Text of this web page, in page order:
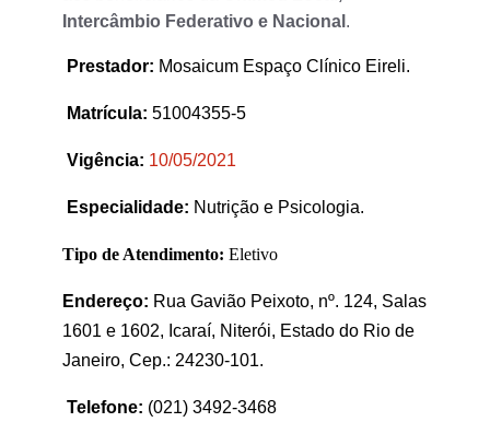
Intercâmbio Federativo e Nacional .
Prestador: Mosaicum Espaço Clínico Eireli.
Matrícula: 51004355-5
Vigência: 10/05/2021
Especialidade: Nutrição e Psicologia.
Tipo de Atendimento: Eletivo
Endereço: Rua Gavião Peixoto, nº. 124, Salas
1601 e 1602, Icaraí, Niterói, Estado do Rio de
Janeiro, Cep.: 24230-101.
Telefone: (021) 3492-3468